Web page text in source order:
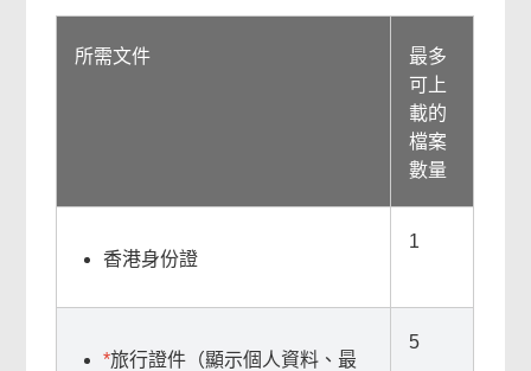
所需文件
最多
可上
載的
檔案
數量
香港身份證
1
*旅行證件（顯示個人資料、最
5